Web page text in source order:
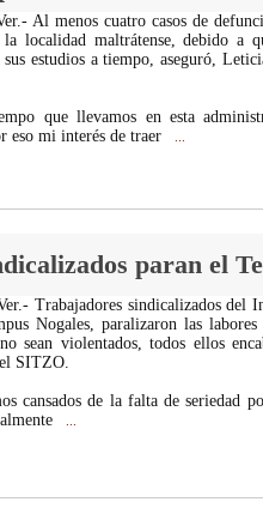
Al menos cuatro casos de
la localidad maltrátense, debido a
sus estudios a tiempo, aseguró,
que llevamos en esta
eso mi interés de traer
paran el
Trabajadores sindicalizados
Nogales, paralizaron las
sean violentados, todos ellos
SITZO.
cansados de la falta de seriedad